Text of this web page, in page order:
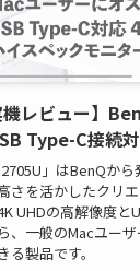
機レビュー】
Type-C接続
」はBenQか
さを活かしたクリ
UHDの高解像度と
、一般のMacユー
る製品です。